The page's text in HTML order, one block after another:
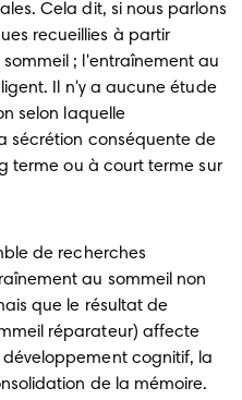
Cela dit, si nous parlons
recueillies à partir
; l'entraînement au
Il n'y a aucune étude
selon laquelle
sécrétion conséquente de
terme ou à court terme sur
de recherches
au sommeil non
que le résultat de
réparateur) affecte
cognitif, la
de la mémoire.